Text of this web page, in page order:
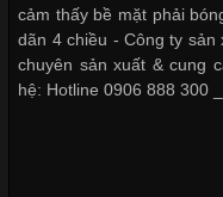
Xu Hướng Form Áo
Cập
cảm thấy bề mặt phải
dãn 4 chiều - Công ty
chuyên sản xuất & cung
hệ: Hotline 0906 888 300